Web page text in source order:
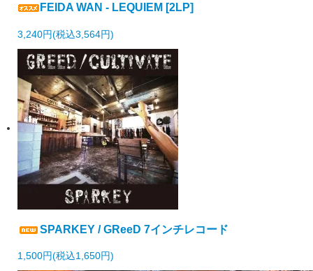
FEIDA WAN - LEQUIEM [2LP]
3,240円(税込3,564円)
SPARKEY / GReeD 7インチレコード
1,500円(税込1,650円)